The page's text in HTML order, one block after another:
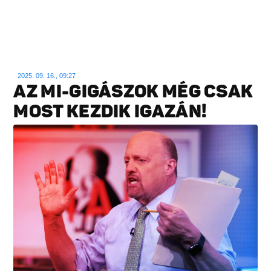
2025. 09. 16., 09:27
AZ MI-GIGÁSZOK MÉG CSAK
MOST KEZDIK IGAZÁN!